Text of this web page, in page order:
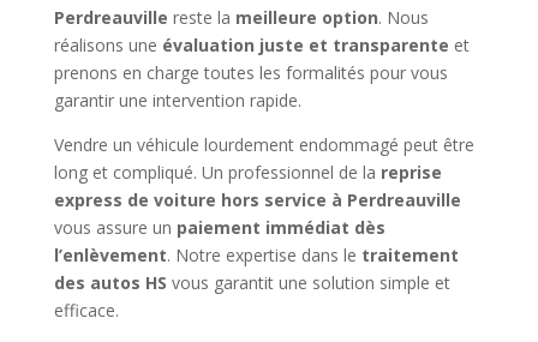
Perdreauville reste la meilleure option. Nous
réalisons une évaluation juste et transparente et
prenons en charge toutes les formalités pour vous
garantir une intervention rapide.
Vendre un véhicule lourdement endommagé peut être
long et compliqué. Un professionnel de la reprise
express de voiture hors service à Perdreauville
vous assure un paiement immédiat dès
l’enlèvement. Notre expertise dans le traitement
des autos HS vous garantit une solution simple et
efficace.